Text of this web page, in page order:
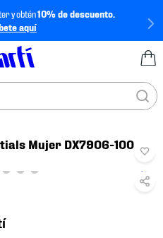
y obtén10% de descuento.
aquí
Mujer DX7906-100